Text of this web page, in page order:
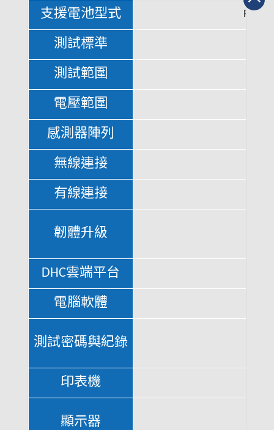
可選配電流勾錶與電壓探棒
提升測試器使用彈性
支援電池型式
測試標準
測試範圍
電壓範圍
感測器陣列
無線連接
有線連接
韌體升級
DHC雲端平台
電腦軟體
測試密碼與紀錄
印表機
顯示器